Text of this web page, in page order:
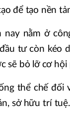
để tạo nền
nằm ở
tư còn kéo
sẽ bỏ lỡ cơ
thể chế đối
sở hữu trí